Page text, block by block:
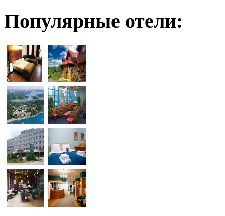
Популярные отели: